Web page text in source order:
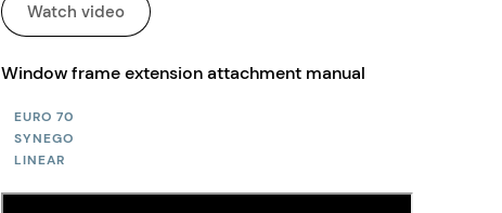
Watch video
Window frame extension attachment manual
EURO 70
SYNEGO
LINEAR